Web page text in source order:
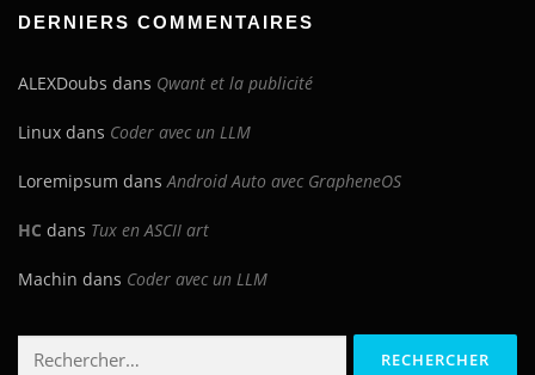
DERNIERS COMMENTAIRES
ALEXDoubs dans Qwant et la publicité
Linux dans Coder avec un LLM
Loremipsum dans Android Auto avec GrapheneOS
HC dans Tux en ASCII art
Machin dans Coder avec un LLM
Rechercher :